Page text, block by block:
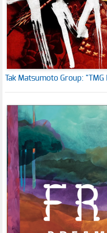
Tak Matsumoto Group: